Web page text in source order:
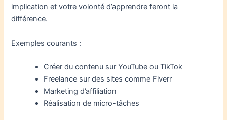
implication et votre volonté d’apprendre feront la
différence.
Exemples courants :
Créer du contenu sur YouTube ou TikTok
Freelance sur des sites comme Fiverr
Marketing d’affiliation
Réalisation de micro-tâches